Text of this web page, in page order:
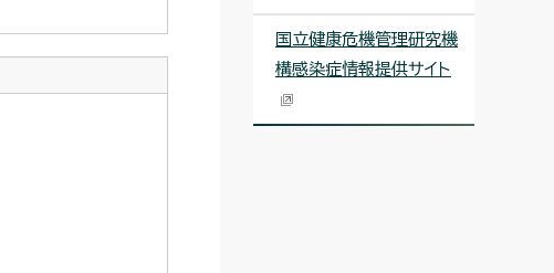
国立健康危機管理研究機
構感染症情報提供サイト